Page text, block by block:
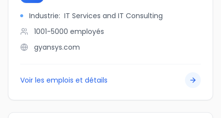
Industrie: IT Services and IT Consulting
1001-5000 employés
gyansys.com
Voir les emplois et détails